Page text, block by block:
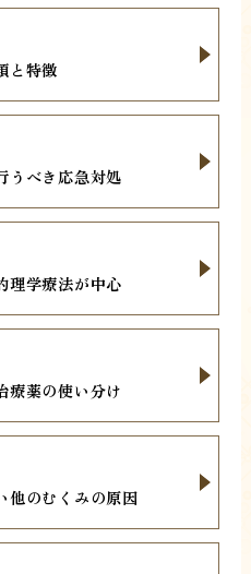
と特徴
うべき応急対処
理学療法が中心
療薬の使い分け
他のむくみの原因